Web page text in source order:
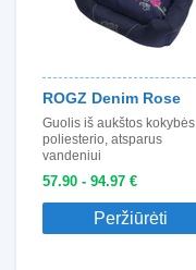
ROGZ Denim Rose
Guolis iš aukštos kokybės
poliesterio, atsparus
vandeniui
57.90 - 94.97 €
Peržiūrėti